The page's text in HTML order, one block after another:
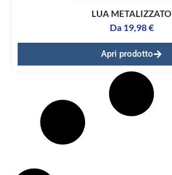
LUA METALIZZATO
Da 19,98€
Apri prodotto